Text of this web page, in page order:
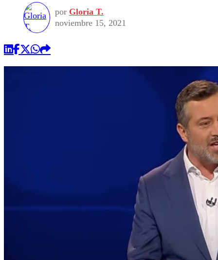
Torneo Internacional
Torneo Nacional
Internacional
Nacional
Programas
Comercial
por Gloria T.
noviembre 15, 2021